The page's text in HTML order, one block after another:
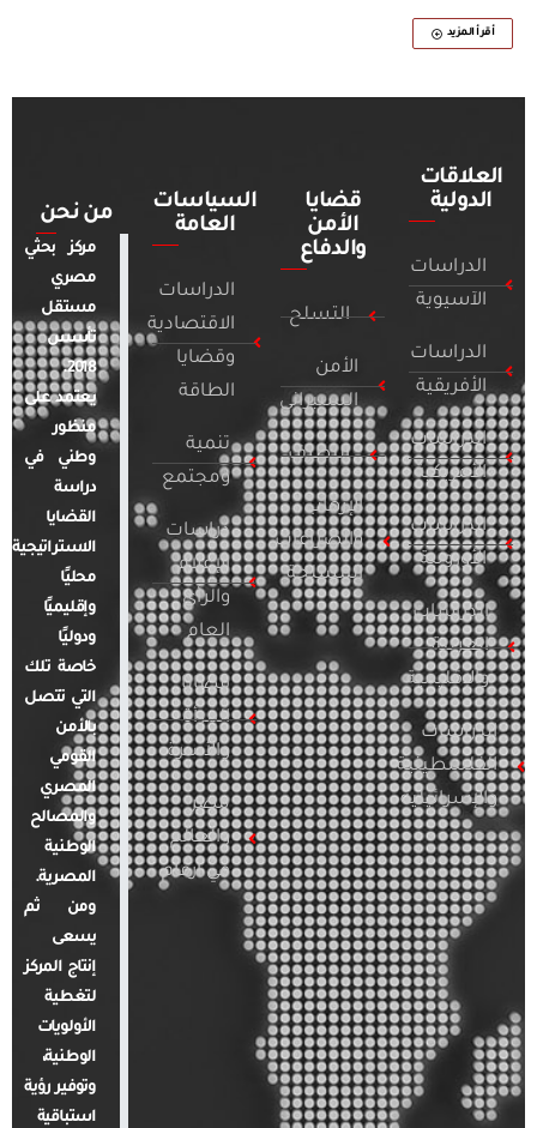
أقرأ المزيد
العلاقات
الدولية
الدراسات
الآسيوية
الدراسات
الأفريقية
الدراسات
الأمريكية
الدراسات
الأوروبية
الدراسات
العربية
والإقليمية
الدراسات
الفلسطينية
والإسرائيلية
قضايا
الأمن
والدفاع
التسلح
الأمن
السيبراني
التطرف
الإرهاب
والصراعات
المسلحة
السياسات
العامة
الدراسات
الاقتصادية
وقضايا
الطاقة
تنمية
ومجتمع
دراسات
الإعلام
والرأي
العام
قضايا
المرأة
والأسرة
مصر
والعالم
في أرقام
من نحن
مركز بحثي
مصري
مستقل
تأسس
2018.
يعتمد على
منظور
وطني في
دراسة
القضايا
الاستراتيجية
محليًا
وإقليميًا
ودوليًا
خاصة تلك
التي تتصل
بالأمن
القومي
المصري
والمصالح
الوطنية
المصرية.
ومن ثم
يسعى
إنتاج المركز
لتغطية
الأولويات
الوطنية،
وتوفير رؤية
استباقية